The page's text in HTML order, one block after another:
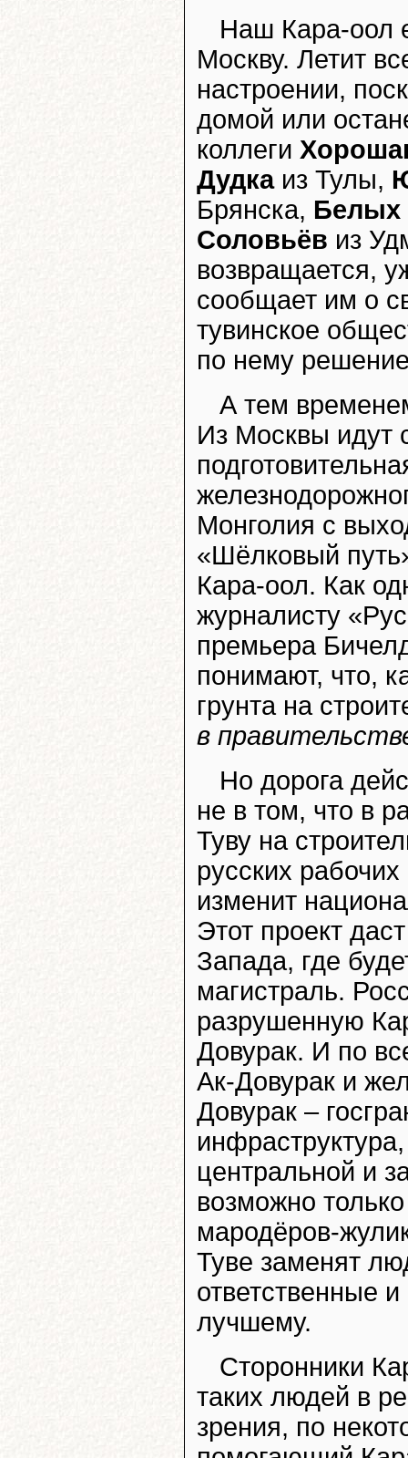
Наш Кара-оол
Москву. Летит
настроении,
домой или
коллеги
Дудкаиз Тулы,
Брянска, Белых
Соловьёв из
возвращается,
сообщает им о
тувинское
по нему
А тем
Из Москвы идут
Монголия с
«Шёлковый
Кара-оол. Как
журналисту
премьера
понимают, что,
грунта на
в
Но дорога
не в том, что в
Туву на
русских
изменит
Этот проект
Запада, где
магистраль.
разрушенную
Довурак. И по
Ак-Довурак и
Довурак –
центральной и
возможно
мародёров-
Туве заменят
ответственные
лучшему.
Сторонники
таких людей в
зрения, по